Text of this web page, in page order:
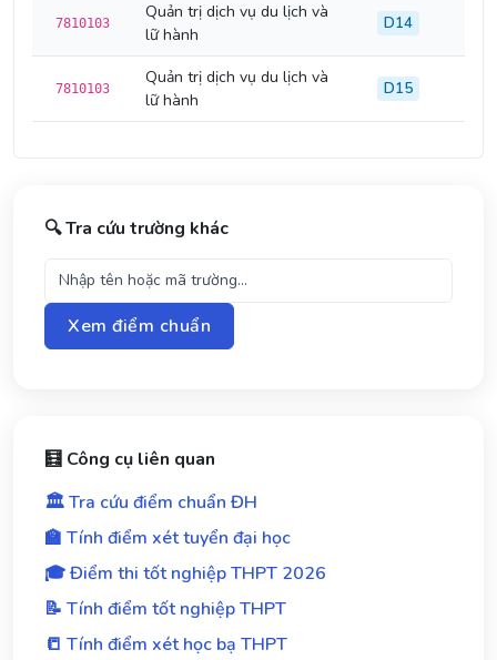
7810103
Quản trị dịch vụ du lịch và
lữ hành
D14
7810103
Quản trị dịch vụ du lịch và
lữ hành
D15
🔍 Tra cứu trường khác
Xem điểm chuẩn
🧮 Công cụ liên quan
🏛️ Tra cứu điểm chuẩn ĐH
🏫 Tính điểm xét tuyển đại học
🎓 Điểm thi tốt nghiệp THPT 2026
📝 Tính điểm tốt nghiệp THPT
📒 Tính điểm xét học bạ THPT